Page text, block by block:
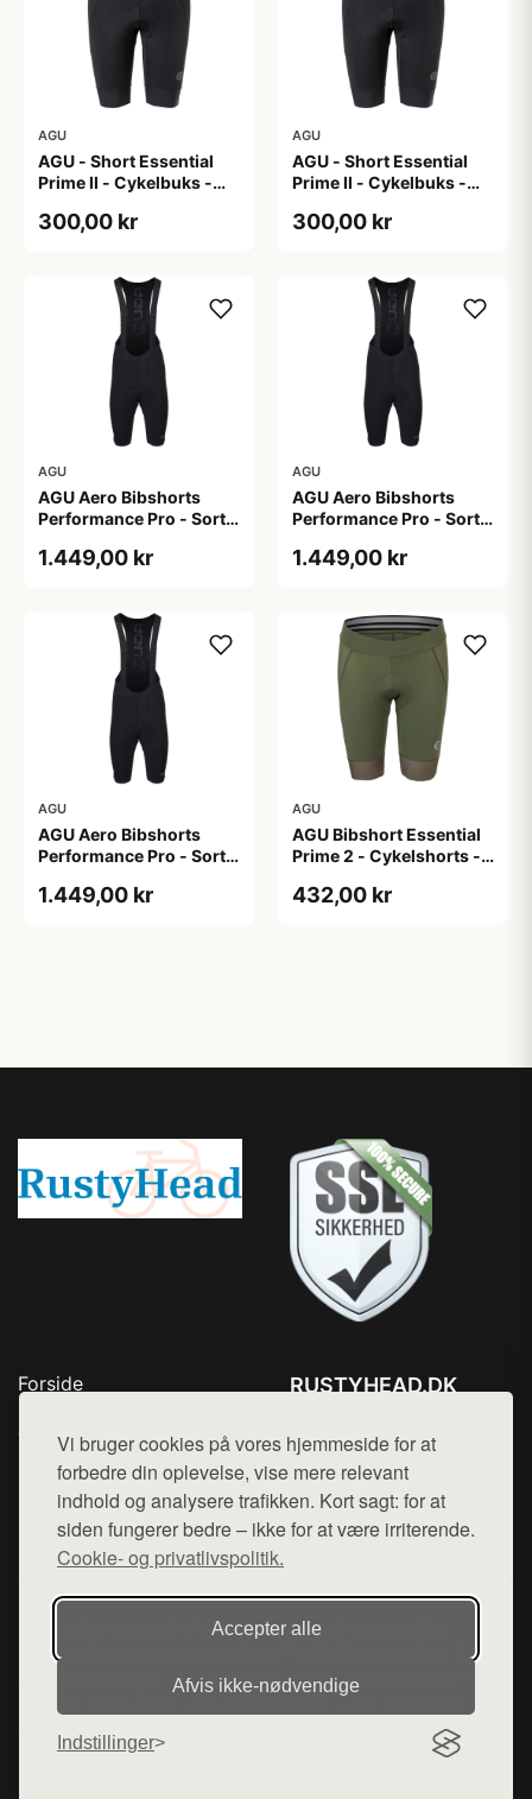
Vi bruger cookies på vores hjemmeside for at
forbedre din oplevelse, vise mere relevant
indhold og analysere trafikken. Kort sagt: for at
siden fungerer bedre – ikke for at være irriterende.
Cookie- og privatlivspolitik.
Accepter alle
Afvis ikke‑nødvendige
Indstillinger
AGU
AGU - Short Essential
Prime II - Cykelbuks -
300,00 kr
AGU
AGU - Short Essential
Prime II - Cykelbuks -
300,00 kr
AGU
AGU Aero Bibshorts
Performance Pro - Sort -
1.449,00 kr
AGU
AGU Aero Bibshorts
Performance Pro - Sort -
1.449,00 kr
AGU
AGU Aero Bibshorts
Performance Pro - Sort -
1.449,00 kr
AGU
AGU Bibshort Essential
Prime 2 - Cykelshorts -
2XL
432,00 kr
Forside
Top Rabatter
Kontakt
RUSTYHEAD.DK
Mail: hej@want.dk
Cookie- og privatlivspolitik
Denne side er en del af want.dk, der udgiver en række
hjemmesider med præsentation af forskellige produkter fra
diverse webshops. Der sælges ikke varer fra denne side - vi
varerne på lager.